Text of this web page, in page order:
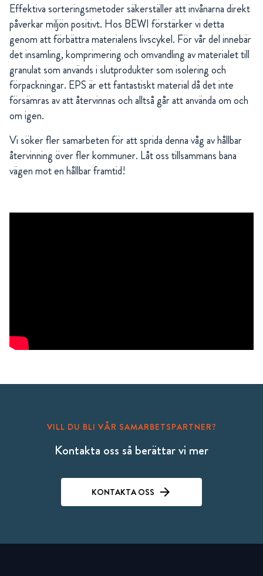
Effektiva sorteringsmetoder säkerställer att invånarna direkt
påverkar miljön positivt. Hos BEWI förstärker vi detta
genom att förbättra materialens livscykel. För vår del innebär
det insamling, komprimering och omvandling av materialet till
granulat som används i slutprodukter som isolering och
förpackningar. EPS är ett fantastiskt material då det inte
försämras av att återvinnas och alltså går att använda om och
om igen.
Vi söker fler samarbeten för att sprida denna våg av hållbar
återvinning över fler kommuner. Låt oss tillsammans bana
vägen mot en hållbar framtid!
VILL DU BLI VÅR SAMARBETSPARTNER?
Kontakta oss så berättar vi mer
KONTAKTA OSS